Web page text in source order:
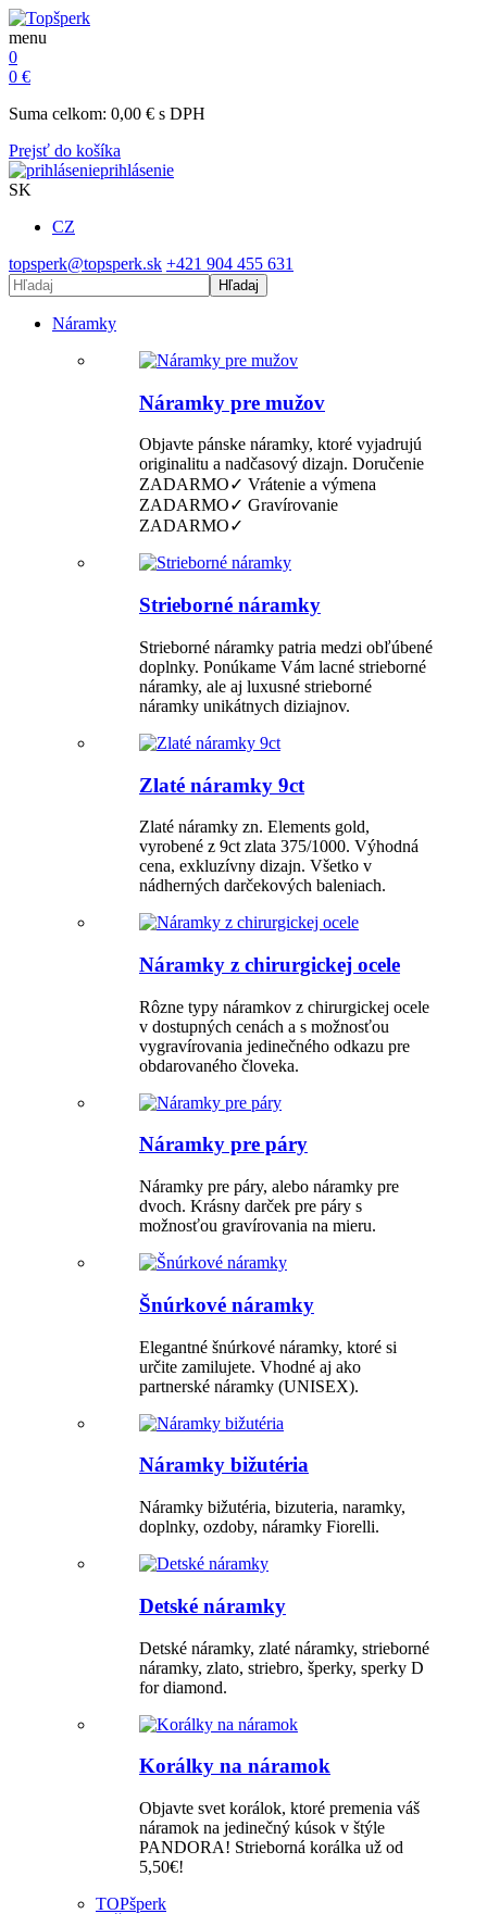
menu
0
0 €
Suma celkom: 0,00 € s DPH
Prejsť do košíka
prihlásenie
SK
CZ
topsperk@topsperk.sk +421 904 455 631
Hľadaj
Náramky
Náramky pre mužov
Objavte pánske náramky, ktoré vyjadrujú
originalitu a nadčasový dizajn. Doručenie
ZADARMO✓ Vrátenie a výmena
ZADARMO✓ Gravírovanie
ZADARMO✓
Strieborné náramky
Strieborné náramky patria medzi obľúbené
doplnky. Ponúkame Vám lacné strieborné
náramky, ale aj luxusné strieborné
náramky unikátnych diziajnov.
Zlaté náramky 9ct
Zlaté náramky zn. Elements gold,
vyrobené z 9ct zlata 375/1000. Výhodná
cena, exkluzívny dizajn. Všetko v
nádherných darčekových baleniach.
Náramky z chirurgickej ocele
Rôzne typy náramkov z chirurgickej ocele
v dostupných cenách a s možnosťou
vygravírovania jedinečného odkazu pre
obdarovaného človeka.
Náramky pre páry
Náramky pre páry, alebo náramky pre
dvoch. Krásny darček pre páry s
možnosťou gravírovania na mieru.
Šnúrkové náramky
Elegantné šnúrkové náramky, ktoré si
určite zamilujete. Vhodné aj ako
partnerské náramky (UNISEX).
Náramky bižutéria
Náramky bižutéria, bizuteria, naramky,
doplnky, ozdoby, náramky Fiorelli.
Detské náramky
Detské náramky, zlaté náramky, strieborné
náramky, zlato, striebro, šperky, sperky D
for diamond.
Korálky na náramok
Objavte svet korálok, ktoré premenia váš
náramok na jedinečný kúsok v štýle
PANDORA! Strieborná korálka už od
5,50€!
TOPšperk